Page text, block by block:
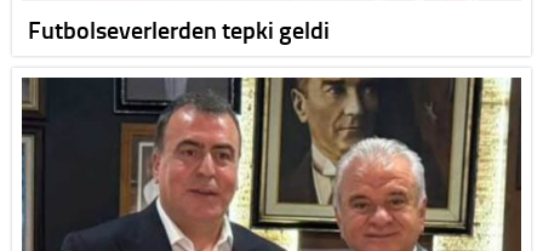
Futbolseverlerden tepki geldi